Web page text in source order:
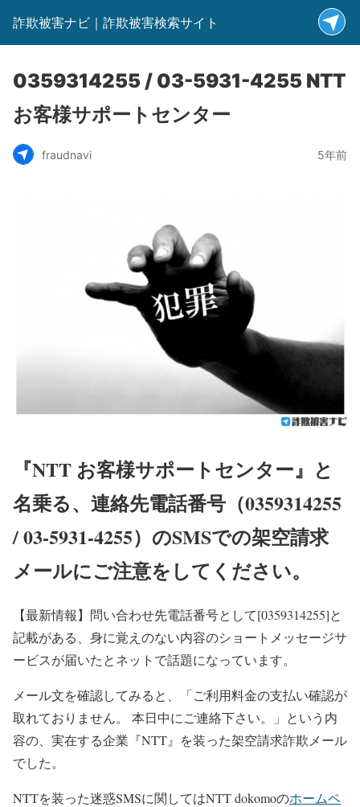
詐欺被害ナビ｜詐欺被害検索サイト
0359314255 / 03-5931-4255 NTT
お客様サポートセンター
fraudnavi 5年前
『NTT お客様サポートセンター』と
名乗る、連絡先電話番号（0359314255
/ 03-5931-4255）のSMSでの架空請求
メールにご注意をしてください。
【最新情報】 問い合わせ先電話番号として[0359314255]と
記載がある、身に覚えのない内容のショートメッセージサ
ービスが届いたとネットで話題になっています。
メール文を確認してみると、「ご利用料金の支払い確認が
取れておりません。 本日中にご連絡下さい。」という内
容の、実在する企業『NTT』を装った架空請求詐欺メール
でした。
NTTを装った迷惑SMSに関してはNTT dokomoのホームペ